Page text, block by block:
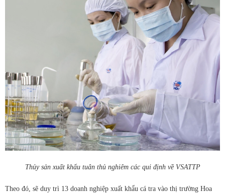
Thủy sản xuất khẩu tuân thủ nghiêm các qui định về VSATTP
Theo đó, sẽ duy trì 13 doanh nghiệp xuất khẩu cá tra vào thị trường Hoa